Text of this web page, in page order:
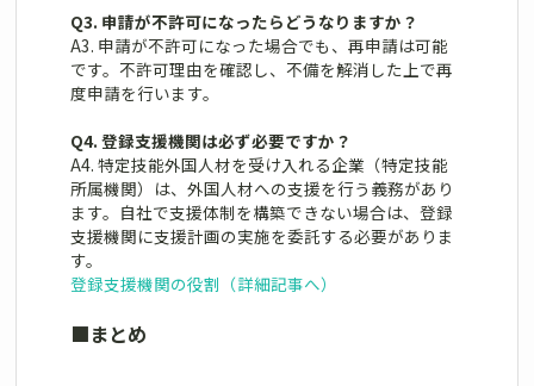
Q3. 申請が不許可になったらどうなりますか？
A3. 申請が不許可になった場合でも、再申請は可能
です。不許可理由を確認し、不備を解消した上で再
度申請を行います。
Q4. 登録支援機関は必ず必要ですか？
A4. 特定技能外国人材を受け入れる企業（特定技能
所属機関）は、外国人材への支援を行う義務があり
ます。自社で支援体制を構築できない場合は、登録
支援機関に支援計画の実施を委託する必要がありま
す。
登録支援機関の役割（詳細記事へ）
■まとめ